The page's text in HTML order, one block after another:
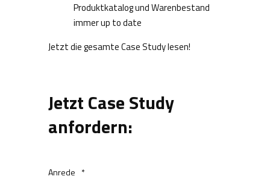
Produktkatalog und Warenbestand
immer up to date
Jetzt die gesamte Case Study lesen!
Jetzt Case Study
anfordern:
Anrede *